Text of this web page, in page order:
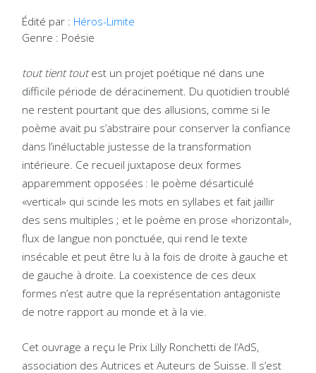
Édité par : Héros-Limite
Genre : Poésie
tout tient toutest un projet poétique né dans une
difficile période de déracinement. Du quotidien troublé
ne restent pourtant que des allusions, comme si le
poème avait pu s’abstraire pour conserver la confiance
dans l’inéluctable justesse de la transformation
intérieure. Ce recueil juxtapose deux formes
apparemment opposées : le poème désarticulé
«vertical» qui scinde les mots en syllabes et fait jaillir
des sens multiples ; et le poème en prose «horizontal»,
flux de langue non ponctuée, qui rend le texte
insécable et peut être lu à la fois de droite à gauche et
de gauche à droite. La coexistence de ces deux
formes n’est autre que la représentation antagoniste
de notre rapport au monde et à la vie.
Cet ouvrage a reçu le Prix Lilly Ronchetti de l’AdS,
association des Autrices et Auteurs de Suisse. Il s’est